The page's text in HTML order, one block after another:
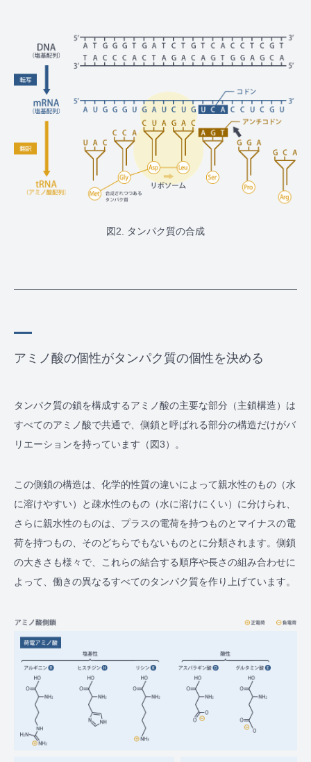
図2. タンパク質の合成
アミノ酸の個性がタンパク質の個性を決める
タンパク質の鎖を構成するアミノ酸の主要な部分（主鎖構造）は
すべてのアミノ酸で共通で、側鎖と呼ばれる部分の構造だけがバ
リエーションを持っています（図3）。
この側鎖の構造は、化学的性質の違いによって親水性のもの（水
に溶けやすい）と疎水性のもの（水に溶けにくい）に分けられ、
さらに親水性のものは、プラスの電荷を持つものとマイナスの電
荷を持つもの、そのどちらでもないものとに分類されます。側鎖
の大きさも様々で、これらの結合する順序や長さの組み合わせに
よって、働きの異なるすべてのタンパク質を作り上げています。